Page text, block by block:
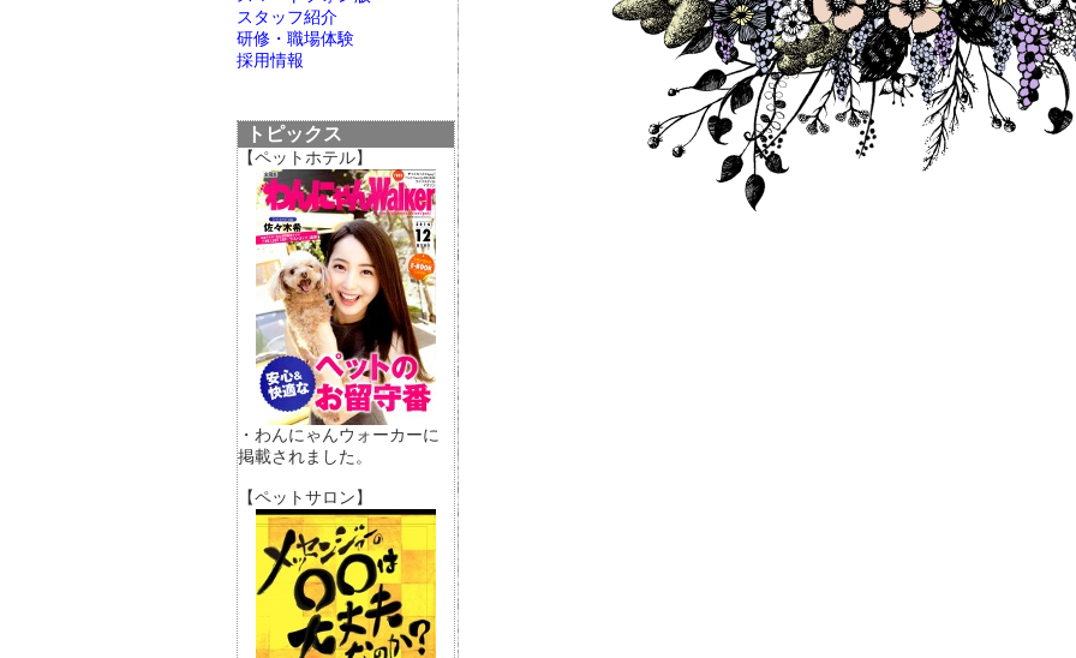
スタッフ紹介
研修・職場体験
採用情報
トピックス
【ペットホテル】
・わんにゃんウォーカーに
掲載されました。
【ペットサロン】